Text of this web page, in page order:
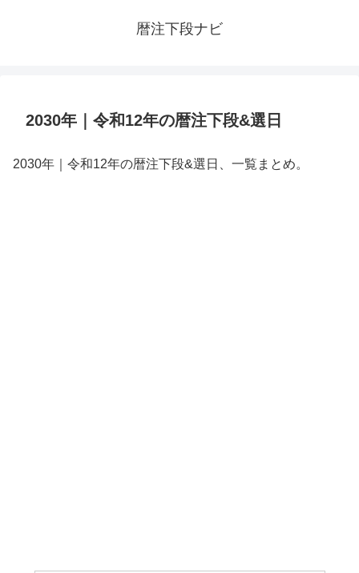
暦注下段ナビ
2030年｜令和12年の暦注下段&選日
2030年｜令和12年の暦注下段&選日、一覧まとめ。